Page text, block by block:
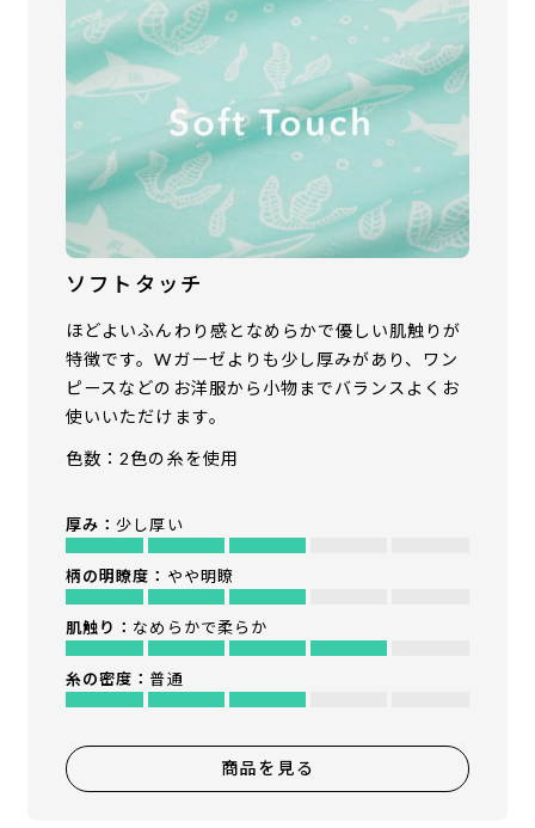
ソフトタッチ
ほどよいふんわり感となめらかで優しい肌触りが
特徴です。Wガーゼよりも少し厚みがあり、ワン
ピースなどのお洋服から小物までバランスよくお
使いいただけます。
色数：2色の糸を使用
厚み：少し厚い
柄の明瞭度： やや明瞭
肌触り： なめらかで柔らか
糸の密度： 普通
商品を見る